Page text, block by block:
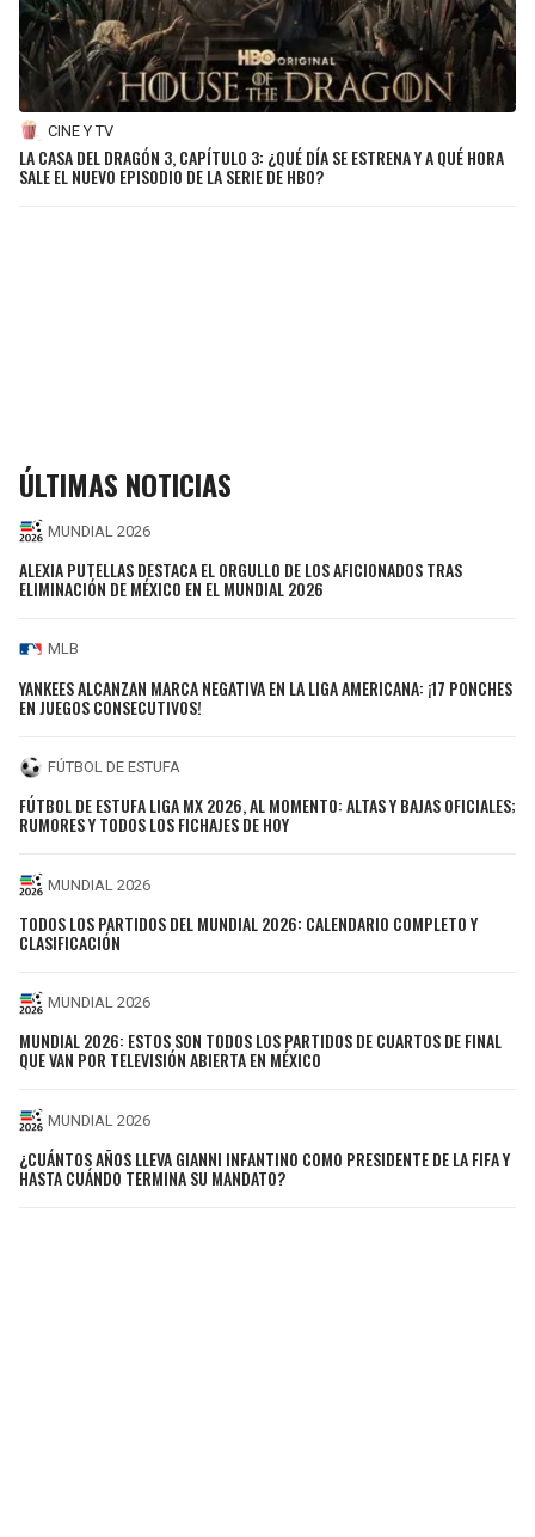
CINE Y TV
LA CASA DEL DRAGÓN 3, CAPÍTULO 3: ¿QUÉ DÍA SE ESTRENA Y A QUÉ HORA
SALE EL NUEVO EPISODIO DE LA SERIE DE HBO?
ÚLTIMAS NOTICIAS
MUNDIAL 2026
ALEXIA PUTELLAS DESTACA EL ORGULLO DE LOS AFICIONADOS TRAS
ELIMINACIÓN DE MÉXICO EN EL MUNDIAL 2026
MLB
YANKEES ALCANZAN MARCA NEGATIVA EN LA LIGA AMERICANA: ¡17 PONCHES
EN JUEGOS CONSECUTIVOS!
FÚTBOL DE ESTUFA
FÚTBOL DE ESTUFA LIGA MX 2026, AL MOMENTO: ALTAS Y BAJAS OFICIALES;
RUMORES Y TODOS LOS FICHAJES DE HOY
MUNDIAL 2026
TODOS LOS PARTIDOS DEL MUNDIAL 2026: CALENDARIO COMPLETO Y
CLASIFICACIÓN
MUNDIAL 2026
MUNDIAL 2026: ESTOS SON TODOS LOS PARTIDOS DE CUARTOS DE FINAL
QUE VAN POR TELEVISIÓN ABIERTA EN MÉXICO
MUNDIAL 2026
¿CUÁNTOS AÑOS LLEVA GIANNI INFANTINO COMO PRESIDENTE DE LA FIFA Y
HASTA CUÁNDO TERMINA SU MANDATO?